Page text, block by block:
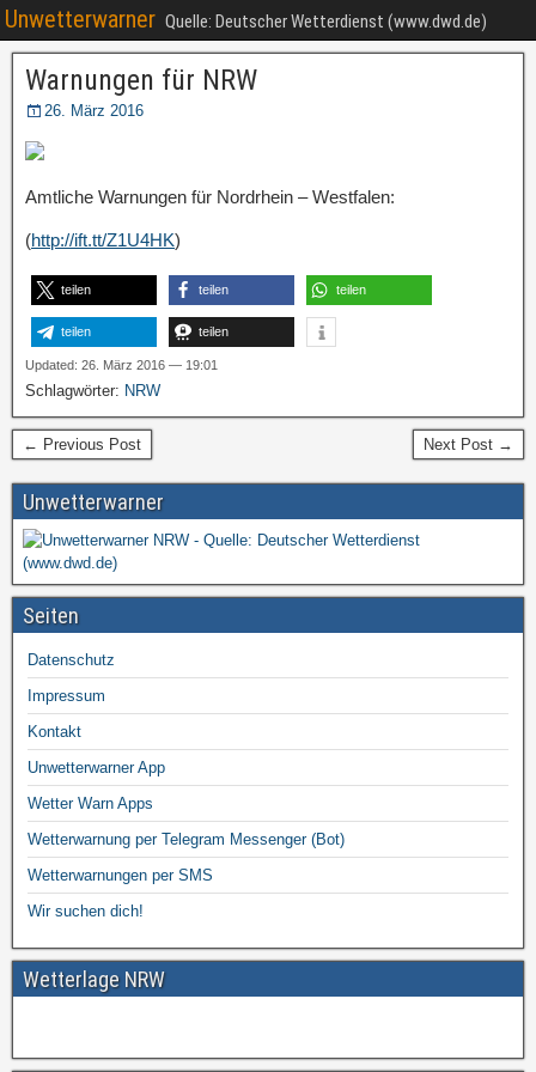
Unwetterwarner Quelle: Deutscher Wetterdienst (www.dwd.de)
Warnungen für NRW
26. März 2016
Amtliche Warnungen für Nordrhein – Westfalen:
(http://ift.tt/Z1U4HK)
teilen teilen teilen
teilen teilen
Updated: 26. März 2016 — 19:01
Schlagwörter: NRW
← Previous Post Next Post →
Unwetterwarner
Seiten
Datenschutz
Impressum
Kontakt
Unwetterwarner App
Wetter Warn Apps
Wetterwarnung per Telegram Messenger (Bot)
Wetterwarnungen per SMS
Wir suchen dich!
Wetterlage NRW